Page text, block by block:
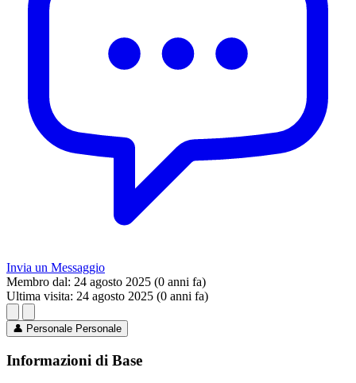
Invia un Messaggio
Membro dal: 24 agosto 2025 (0 anni fa)
Ultima visita: 24 agosto 2025 (0 anni fa)
👤 Personale Personale
Informazioni di Base